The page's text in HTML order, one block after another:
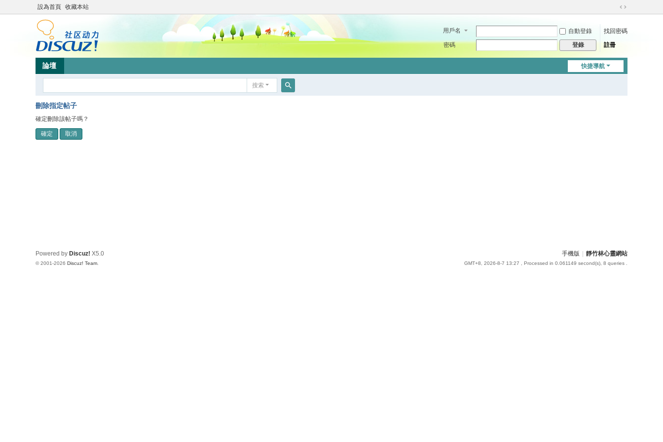
設為首頁 收藏本站
切
到
用戶名 自動登錄
找回密碼
密碼
登錄 註冊
快捷導航
論壇
搜索
刪除指定帖子
確定刪除該帖子嗎？
確定 取消
手機版 靜竹林心靈網站
GMT+8, 2026-8-7 13:27 , Processed in 0.061149 second(s), 8 queries .
Powered by Discuz! X5.0
© 2001-2026 Discuz! Team